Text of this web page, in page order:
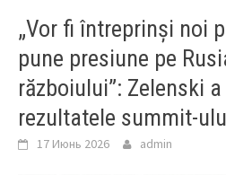
„Vor fi întreprinși noi
pune presiune pe
războiului”: Zelenski
rezultatele summit-
17 Июнь 2026 admin